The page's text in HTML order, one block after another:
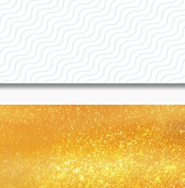
报背景 1920*650
JPG